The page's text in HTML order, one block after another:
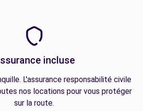
incluse
L'assurance responsabilité civile
nos locations pour vous protéger
sur la route.